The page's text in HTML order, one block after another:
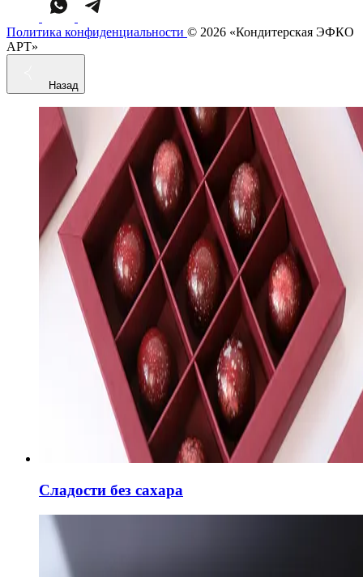
Политика конфиденциальности © 2026 «Кондитерская ЭФКО
АРТ»
Назад
Сладости без сахара